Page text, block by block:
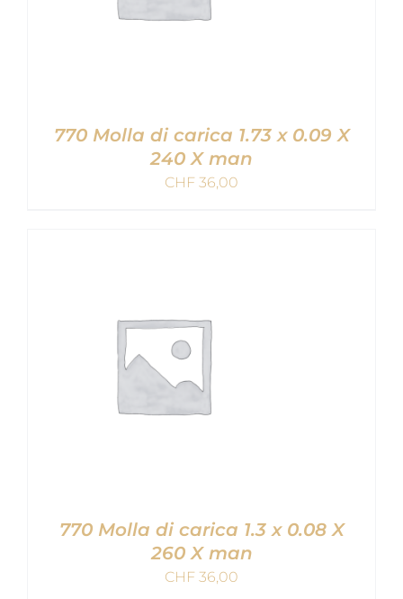
770 Molla di carica 1.73 x 0.09 X
240 X man
CHF 36,00
770 Molla di carica 1.3 x 0.08 X
260 X man
CHF 36,00